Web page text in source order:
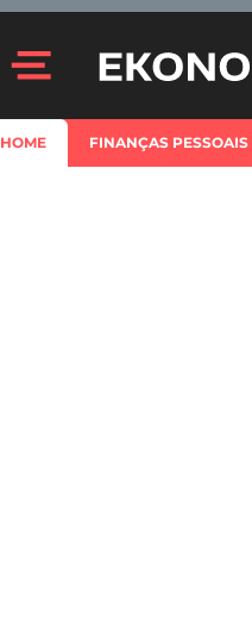
HOME FINANÇAS PESSOAIS